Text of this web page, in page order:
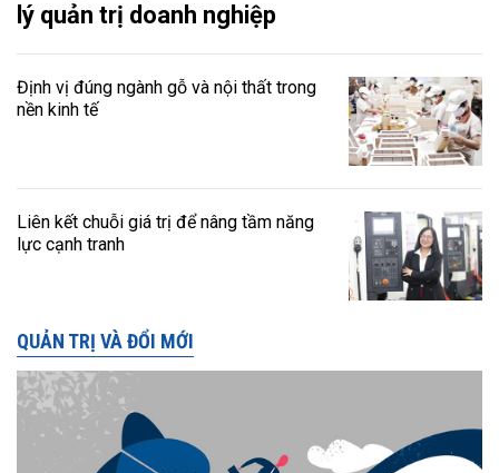
lý quản trị doanh nghiệp
Định vị đúng ngành gỗ và nội thất trong
nền kinh tế
Liên kết chuỗi giá trị để nâng tầm năng
lực cạnh tranh
QUẢN TRỊ VÀ ĐỔI MỚI